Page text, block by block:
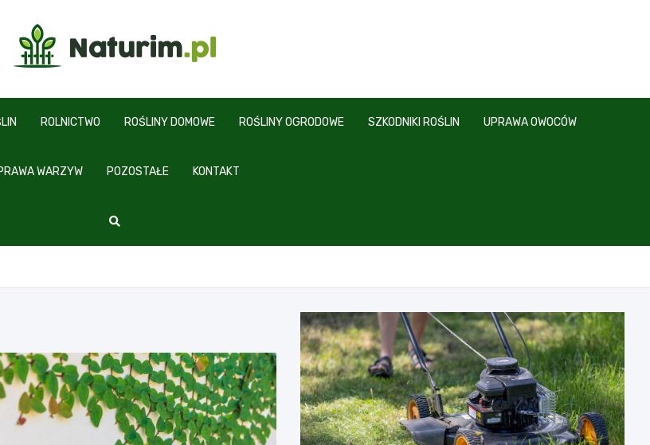
www.naturim.pl
ROLNICTWO ROŚLINY DOMOWE ROŚLINY OGRODOWE SZKODNIKI ROŚLIN UPRAWA OWOCÓW
WARZYW POZOSTAŁE KONTAKT